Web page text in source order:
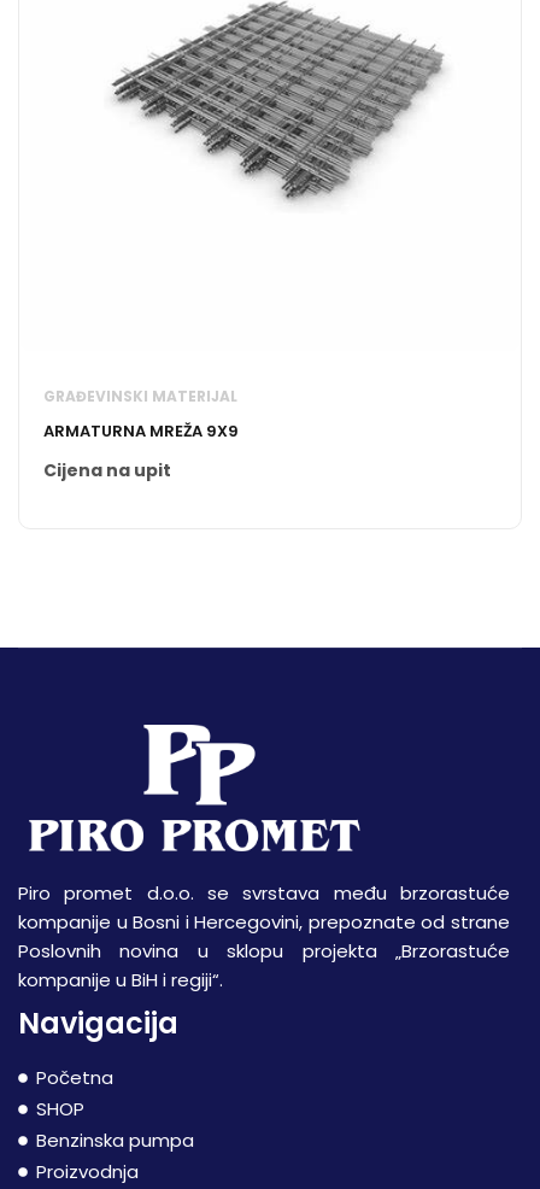
GRAĐEVINSKI MATERIJAL
ARMATURNA MREŽA 9X9
Cijena na upit
Piro promet d.o.o. se svrstava među brzorastuće
kompanije u Bosni i Hercegovini, prepoznate od strane
Poslovnih novina u sklopu projekta „Brzorastuće
kompanije u BiH i regiji“.
Navigacija
Početna
SHOP
Benzinska pumpa
Proizvodnja